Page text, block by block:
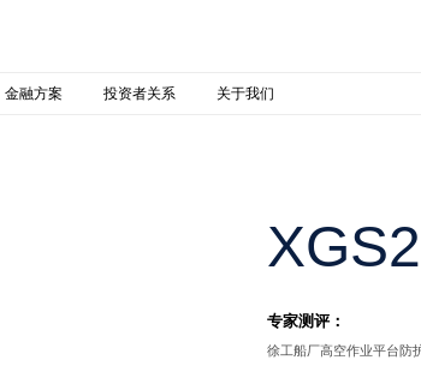
金融方案 投资者关系 关于我们
专家测评：
徐工船厂高空作业平台防